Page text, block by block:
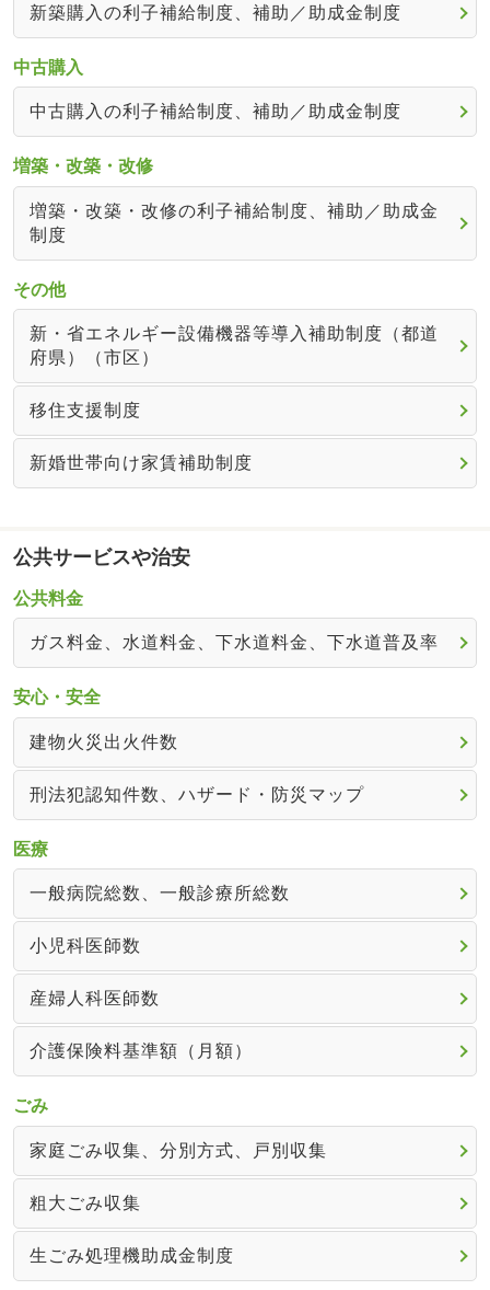
新築購入の利子補給制度、補助／助成金制度
中古購入
中古購入の利子補給制度、補助／助成金制度
増築・改築・改修
増築・改築・改修の利子補給制度、補助／助成金
制度
その他
新・省エネルギー設備機器等導入補助制度（都道
府県）（市区）
移住支援制度
新婚世帯向け家賃補助制度
公共サービスや治安
公共料金
ガス料金、水道料金、下水道料金、下水道普及率
安心・安全
建物火災出火件数
刑法犯認知件数、ハザード・防災マップ
医療
一般病院総数、一般診療所総数
小児科医師数
産婦人科医師数
介護保険料基準額（月額）
ごみ
家庭ごみ収集、分別方式、戸別収集
粗大ごみ収集
生ごみ処理機助成金制度